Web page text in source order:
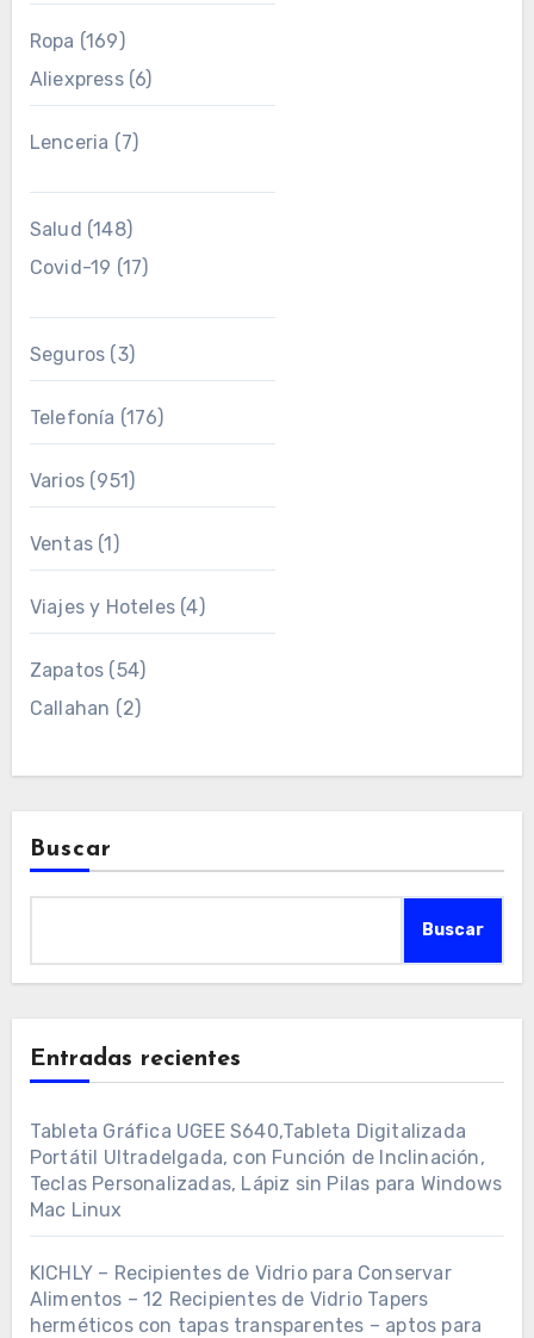
Ropa (169)
Aliexpress(6)
Lenceria (7)
Salud (148)
Covid-19 (17)
Seguros (3)
Telefonía (176)
Varios(951)
Ventas(1)
Viajes y Hoteles(4)
Zapatos (54)
Callahan (2)
Buscar
Buscar
Entradas recientes
Tableta Gráfica UGEE S640,Tableta Digitalizada
Portátil Ultradelgada, con Función de Inclinación,
Teclas Personalizadas, Lápiz sin Pilas para Windows
Mac Linux
KICHLY – Recipientes de Vidrio para Conservar
Alimentos – 12 Recipientes de Vidrio Tapers
herméticos con tapas transparentes – aptos para